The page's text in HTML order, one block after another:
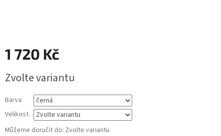
1 720 Kč
cena:
Zvolte variantu
Barva
Velikost
Můžeme doručit do: Zvolte variantu